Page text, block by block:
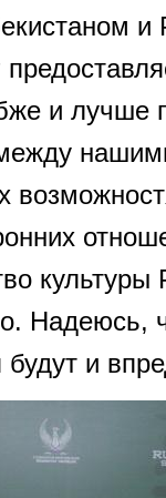
и лучше
культуры
Надеюсь,
и